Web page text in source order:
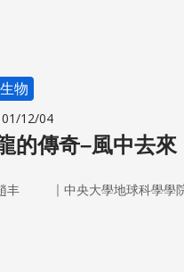
生物
12/04
的傳奇–風中去來
丰 ｜ 中央大學地球科學學